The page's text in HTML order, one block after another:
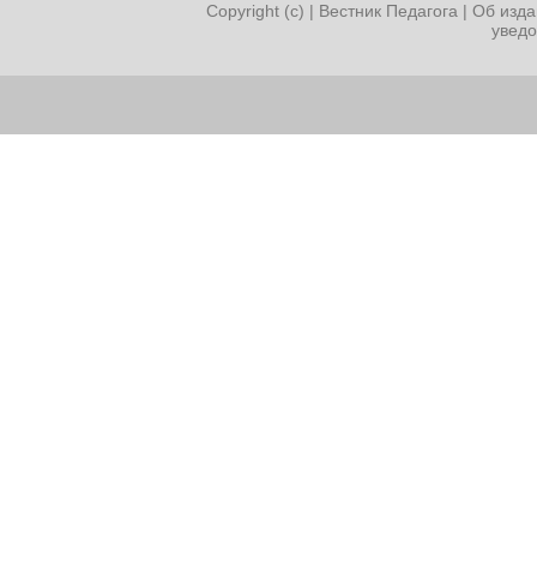
Copyright (c) | Вестник Педагога | Об